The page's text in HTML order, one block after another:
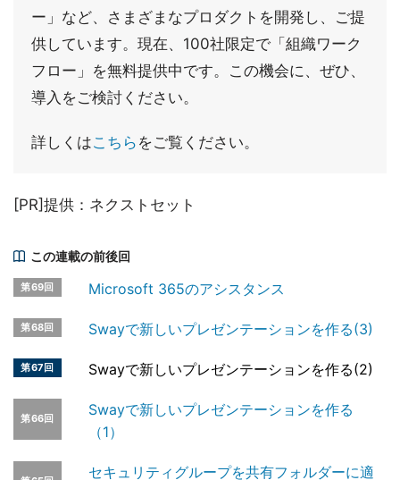
ー」など、さまざまなプロダクトを開発し、ご提
供しています。現在、100社限定で「組織ワーク
フロー」を無料提供中です。この機会に、ぜひ、
導入をご検討ください。
詳しくはこちら をご覧ください。
[PR]提供：ネクストセット
この連載の前後回
第69回 Microsoft 365のアシスタンス
第68回 Swayで新しいプレゼンテーションを作る(3)
第67回 Swayで新しいプレゼンテーションを作る(2)
第66回
Swayで新しいプレゼンテーションを作る
（1）
セキュリティグループを共有フォルダーに適